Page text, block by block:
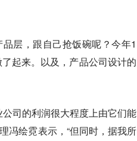
层，跟自己抢饭碗呢？今年1
起来。以及，产品公司设计的
司的利润很大程度上由它们能
冯绘霓表示，“但同时，据我所